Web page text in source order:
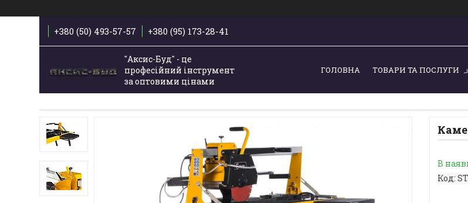
+380 (50) 493-57-57 +380 (95) 173-28-41
"Аксис-Буд" - це
професійний інструмент
за оптовими цінами
ГОЛОВНА ТОВАРИ ТА ПОСЛУГИ
В
Код: